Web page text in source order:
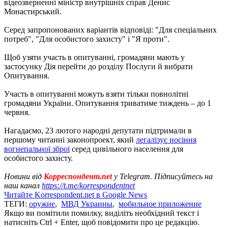
відеозверненні міністр внутрішніх справ Денис
Монастирський.
Серед запропонованих варіантів відповіді: "Для спеціальних
потреб", "Для особистого захисту" і "Я проти".
Щоб узяти участь в опитуванні, громадяни мають у
застосунку Дія перейти до розділу Послуги й вибрати
Опитування.
Участь в опитуванні можуть взяти тільки повнолітні
громадяни України. Опитування триватиме тиждень – до 1
червня.
Нагадаємо, 23 лютого народні депутати підтримали в
першому читанні законопроект, який легалізує носіння
вогнепальної зброїсеред цивільного населення для
особистого захисту.
Новини від Корреспондент.netу Telegram. Підписуйтесь на
наш канал https://t.me/korrespondentnet
Читайте Korrespondent.net в Google News
ТЕГИ: оружие, МВД Украины, мобильное приложение
Якщо ви помітили помилку, виділіть необхідний текст і
натисніть Ctrl + Enter, щоб повідомити про це редакцію.